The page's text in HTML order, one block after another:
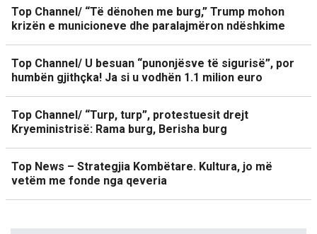
Top Channel/ “Të dënohen me burg,” Trump mohon
krizën e municioneve dhe paralajmëron ndëshkime
Top Channel/ U besuan “punonjësve të sigurisë”, por
humbën gjithçka! Ja si u vodhën 1.1 milion euro
Top Channel/ “Turp, turp”, protestuesit drejt
Kryeministrisë: Rama burg, Berisha burg
Top News – Strategjia Kombëtare. Kultura, jo më
vetëm me fonde nga qeveria